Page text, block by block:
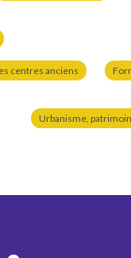
centres anciens
Urbanisme,